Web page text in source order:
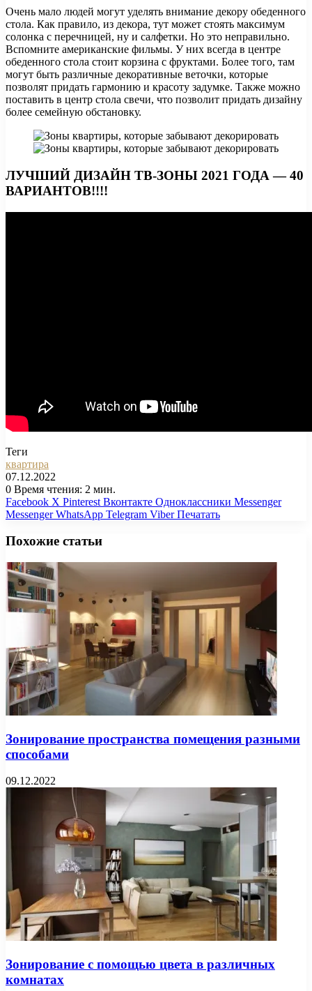
Очень мало людей могут уделять внимание декору обеденного
стола. Как правило, из декора, тут может стоять максимум
солонка с перечницей, ну и салфетки. Но это неправильно.
Вспомните американские фильмы. У них всегда в центре
обеденного стола стоит корзина с фруктами. Более того, там
могут быть различные декоративные веточки, которые
позволят придать гармонию и красоту задумке. Также можно
поставить в центр стола свечи, что позволит придать дизайну
более семейную обстановку.
ЛУЧШИЙ ДИЗАЙН ТВ-ЗОНЫ 2021 ГОДА — 40
ВАРИАНТОВ!!!!
Теги
квартира
07.12.2022
0 Время чтения: 2 мин.
Facebook X Pinterest Вконтакте Одноклассники Messenger
Messenger WhatsApp Telegram Viber Печатать
Похожие статьи
Зонирование пространства помещения разными
способами
09.12.2022
Зонирование с помощью цвета в различных
комнатах